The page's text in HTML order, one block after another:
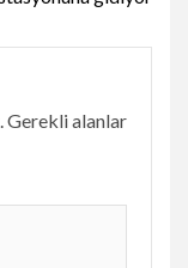
Gerekli alanlar